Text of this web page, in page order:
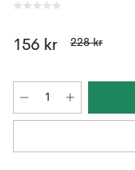
156 kr 228 kr